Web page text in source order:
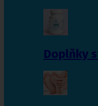
Doplňky